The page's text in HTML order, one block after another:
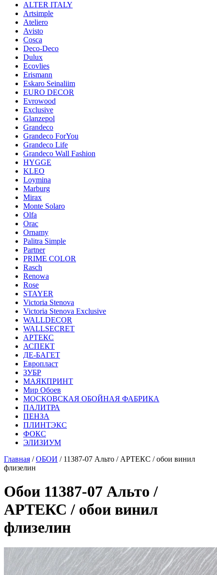
ALTER ITALY
Artsimple
Ateliero
Avisto
Cosca
Deco-Deco
Dulux
Ecovlies
Erismann
Eskaro Seinaliim
EURO DECOR
Evrowood
Exclusive
Glanzepol
Grandeco
Grandeco ForYou
Grandeco Life
Grandeco Wall Fashion
HYGGE
KLEO
Loymina
Marburg
Mirax
Monte Solaro
Olfa
Orac
Ornamy
Palitra Simple
Partner
PRIME COLOR
Rasch
Renowa
Rose
STAYER
Victoria Stenova
Victoria Stenova Exclusive
WALLDECOR
WALLSECRET
АРТЕКС
АСПЕКТ
ДЕ-БАГЕТ
Европласт
ЗУБР
МАЯКПРИНТ
Мир Обоев
МОСКОВСКАЯ ОБОЙНАЯ ФАБРИКА
ПАЛИТРА
ПЕНЗА
ПЛИНТЭКС
ФОКС
ЭЛИЗИУМ
Главная /ОБОИ / 11387-07 Альто / АРТЕКС / обои винил
флизелин
Обои 11387-07 Альто /
АРТЕКС / обои винил
флизелин